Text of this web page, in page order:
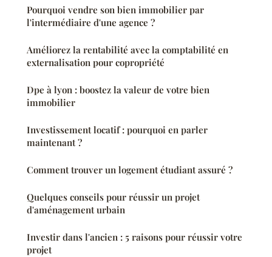
Pourquoi vendre son bien immobilier par
l'intermédiaire d'une agence ?
Améliorez la rentabilité avec la comptabilité en
externalisation pour copropriété
Dpe à lyon : boostez la valeur de votre bien
immobilier
Investissement locatif : pourquoi en parler
maintenant ?
Comment trouver un logement étudiant assuré ?
Quelques conseils pour réussir un projet
d'aménagement urbain
Investir dans l'ancien : 5 raisons pour réussir votre
projet